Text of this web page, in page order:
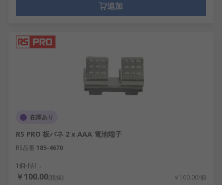
追加
在庫あり
RS PRO 板バネ 2 x AAA 電池端子
RS品番 185-4670
1個小計：
￥100.00(税抜) ￥100.00/個